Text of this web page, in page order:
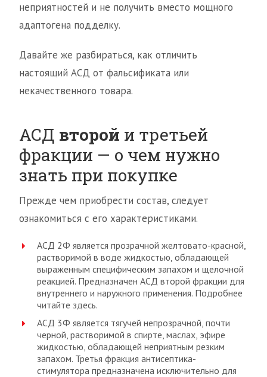
неприятностей и не получить вместо мощного
адаптогена подделку.
Давайте же разбираться, как отличить
настоящий АСД от фальсификата или
некачественного товара.
АСД второй и третьей
фракции — о чем нужно
знать при покупке
Прежде чем приобрести состав, следует
ознакомиться с его характеристиками.
АСД 2Ф является прозрачной желтовато-красной,
растворимой в воде жидкостью, обладающей
выраженным специфическим запахом и щелочной
реакцией. Предназначен АСД второй фракции для
внутреннего и наружного применения. Подробнее
читайте здесь.
АСД 3Ф является тягучей непрозрачной, почти
черной, растворимой в спирте, маслах, эфире
жидкостью, обладающей неприятным резким
запахом. Третья фракция антисептика-
стимулятора предназначена исключительно для